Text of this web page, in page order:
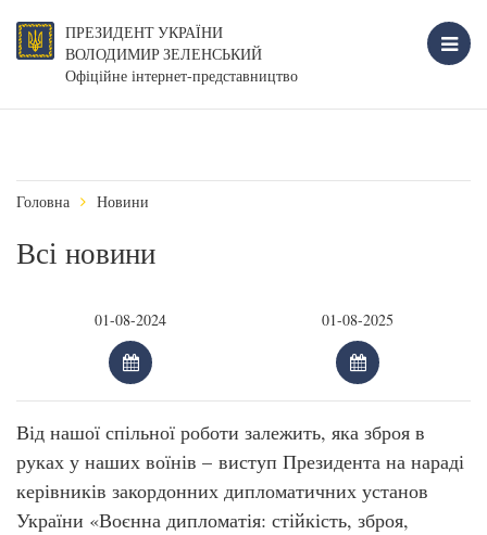
ПРЕЗИДЕНТ УКРАЇНИ
ВОЛОДИМИР ЗЕЛЕНСЬКИЙ
Офіційне інтернет-представництво
Головна Новини
Всі новини
Від нашої спільної роботи залежить, яка зброя в
руках у наших воїнів – виступ Президента на нараді
керівників закордонних дипломатичних установ
України «Воєнна дипломатія: стійкість, зброя,